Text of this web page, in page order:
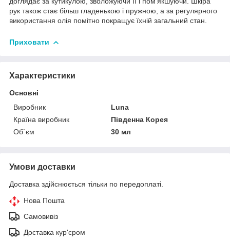
рук також стає більш гладенькою і пружною, а за регулярного
використання олія помітно покращує їхній загальний стан.
Приховати
Характеристики
Основні
Виробник
Luna
Країна виробник
Південна Корея
Об`єм
30 мл
Умови доставки
Доставка здійснюється тільки по передоплаті.
Нова Пошта
Самовивіз
Доставка кур'єром